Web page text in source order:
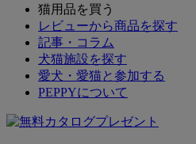
猫用品を買う
レビューから商品を探す
記事・コラム
犬猫施設を探す
愛犬・愛猫と参加する
PEPPYについて